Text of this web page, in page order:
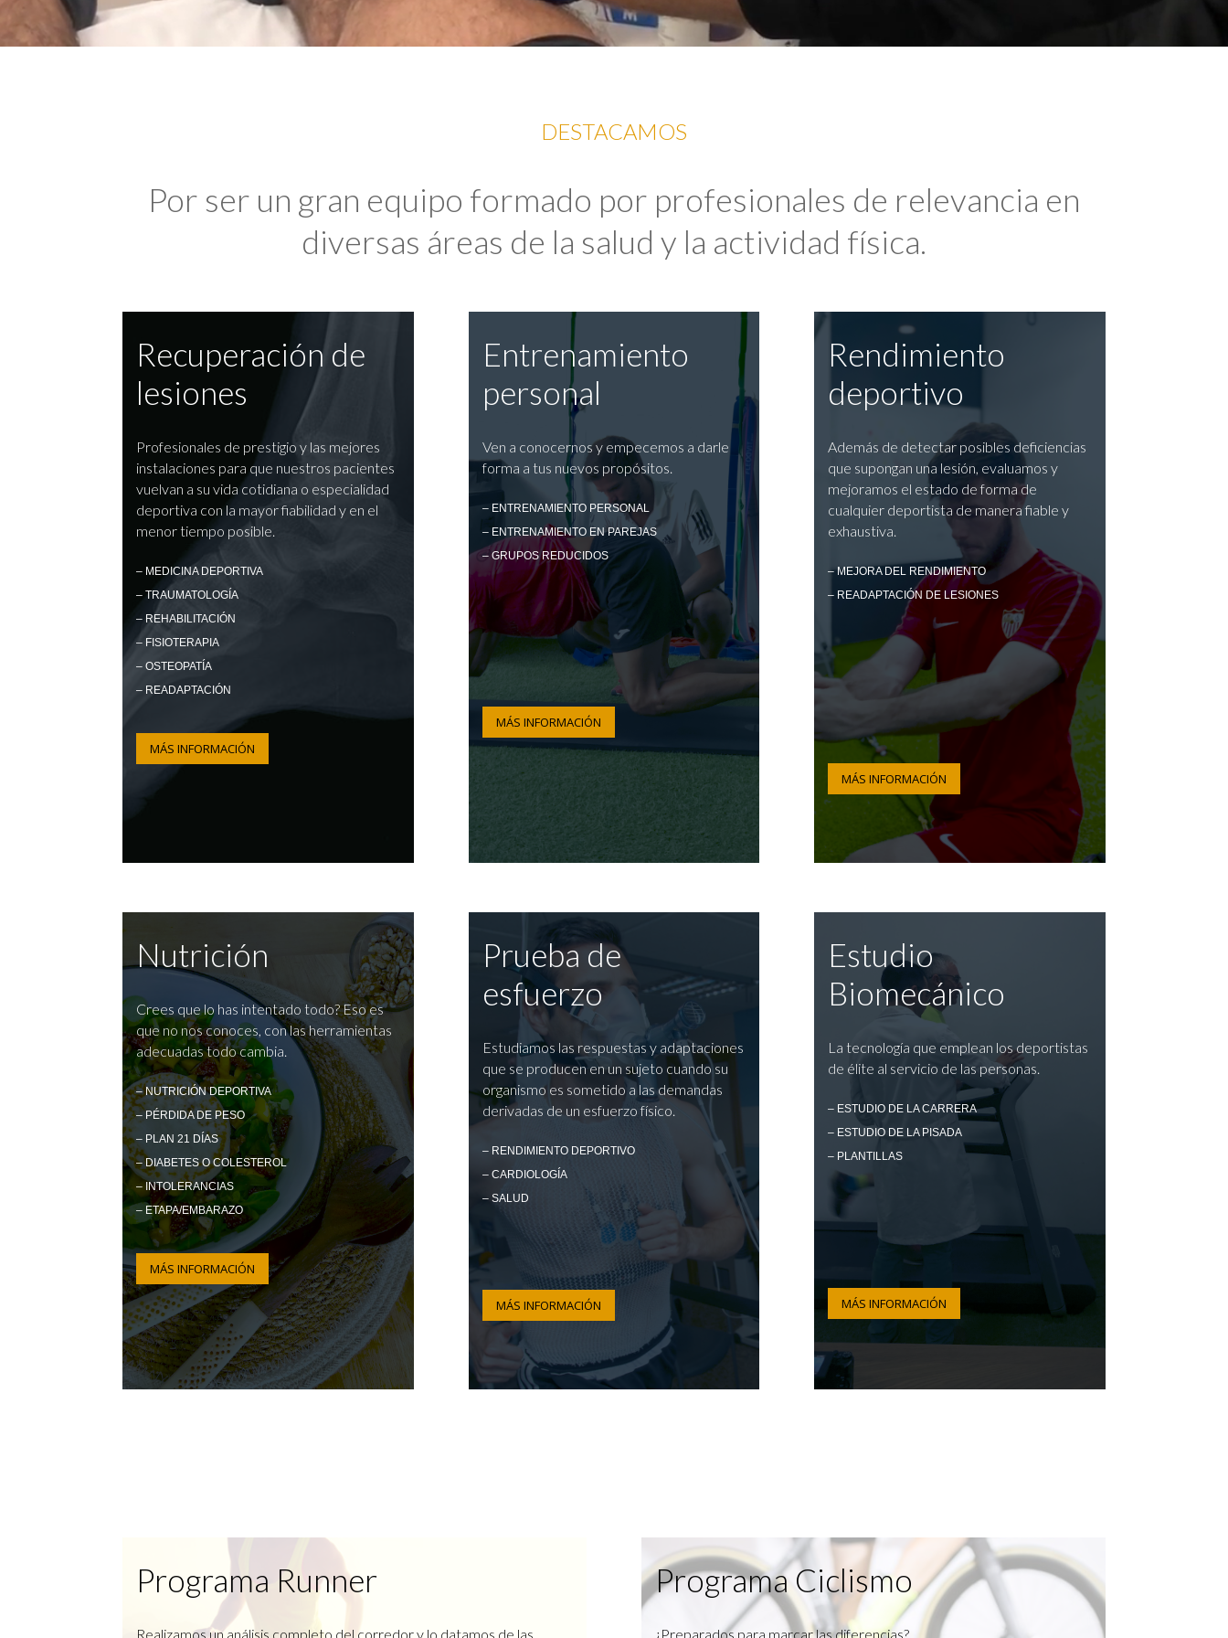
DESTACAMOS
Por ser un gran equipo formado por profesionales de relevancia en
diversas áreas de la salud y la actividad física.
Recuperación de
lesiones
Profesionales de prestigio y las mejores
instalaciones para que nuestros pacientes
vuelvan a su vida cotidiana o especialidad
deportiva con la mayor fiabilidad y en el
menor tiempo posible.
– MEDICINA DEPORTIVA
– TRAUMATOLOGÍA
– REHABILITACIÓN
– FISIOTERAPIA
– OSTEOPATÍA
– READAPTACIÓN
MÁS INFORMACIÓN
Entrenamiento
personal
Ven a conocernos y empecemos a darle
forma a tus nuevos propósitos.
– ENTRENAMIENTO PERSONAL
– ENTRENAMIENTO EN PAREJAS
– GRUPOS REDUCIDOS
MÁS INFORMACIÓN
Rendimiento
deportivo
Además de detectar posibles deficiencias
que supongan una lesión, evaluamos y
mejoramos el estado de forma de
cualquier deportista de manera fiable y
exhaustiva.
– MEJORA DEL RENDIMIENTO
– READAPTACIÓN DE LESIONES
MÁS INFORMACIÓN
Nutrición
Crees que lo has intentado todo? Eso es
que no nos conoces, con las herramientas
adecuadas todo cambia.
– NUTRICIÓN DEPORTIVA
– PÉRDIDA DE PESO
– PLAN 21 DÍAS
– DIABETES O COLESTEROL
– INTOLERANCIAS
– ETAPA/EMBARAZO
MÁS INFORMACIÓN
Prueba de
esfuerzo
Estudiamos las respuestas y adaptaciones
que se producen en un sujeto cuando su
organismo es sometido a las demandas
derivadas de un esfuerzo físico.
– RENDIMIENTO DEPORTIVO
– CARDIOLOGÍA
– SALUD
MÁS INFORMACIÓN
Estudio
Biomecánico
La tecnología que emplean los deportistas
de élite al servicio de las personas.
– ESTUDIO DE LA CARRERA
– ESTUDIO DE LA PISADA
– PLANTILLAS
MÁS INFORMACIÓN
Programa Runner
Realizamos un análisis completo del corredor y lo datamos de las
Programa Ciclismo
¿Preparados para marcar las diferencias?